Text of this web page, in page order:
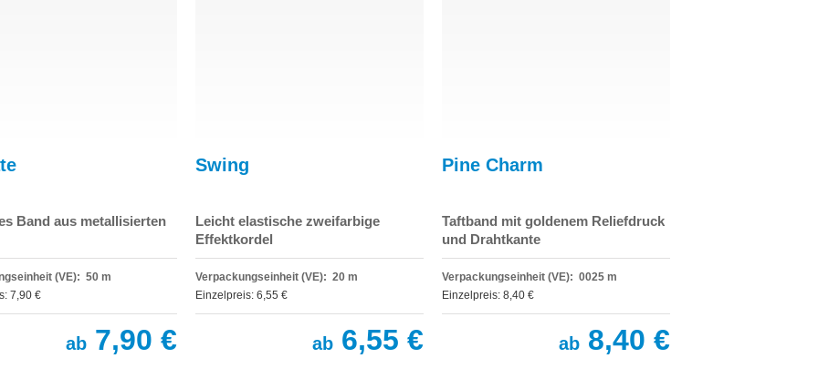
Band aus metallisierten
(VE): 50 m
7,90 €
ab 7,90 €
Swing
Leicht elastische zweifarbige
Effektkordel
Verpackungseinheit (VE): 20 m
Einzelpreis: 6,55 €
ab 6,55 €
Pine Charm
Taftband mit goldenem Reliefdruck
und Drahtkante
Verpackungseinheit (VE): 0025 m
Einzelpreis: 8,40 €
ab 8,40 €